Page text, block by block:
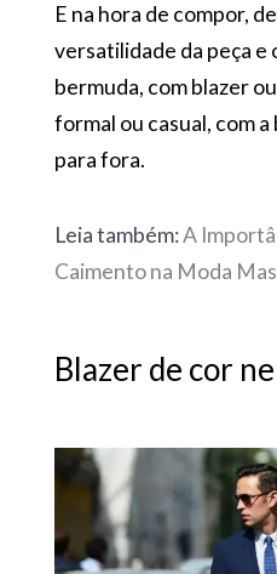
E na hora de compor,
versatilidade da peça e
bermuda, com blazer
formal ou casual, com
para fora.
Leia também:A
Caimento na Moda
Blazer de cor